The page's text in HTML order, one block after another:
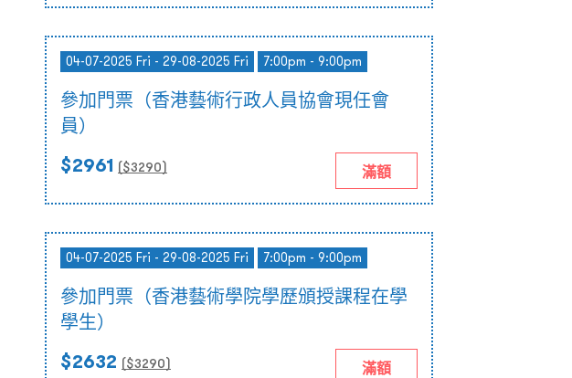
04-07-2025 Fri - 29-08-2025 Fri 7:00pm - 9:00pm
參加門票（香港藝術行政人員協會現任會
員）
$2961 ($3290) 滿額
04-07-2025 Fri - 29-08-2025 Fri 7:00pm - 9:00pm
參加門票（香港藝術學院學歷頒授課程在學
學生）
$2632 ($3290) 滿額